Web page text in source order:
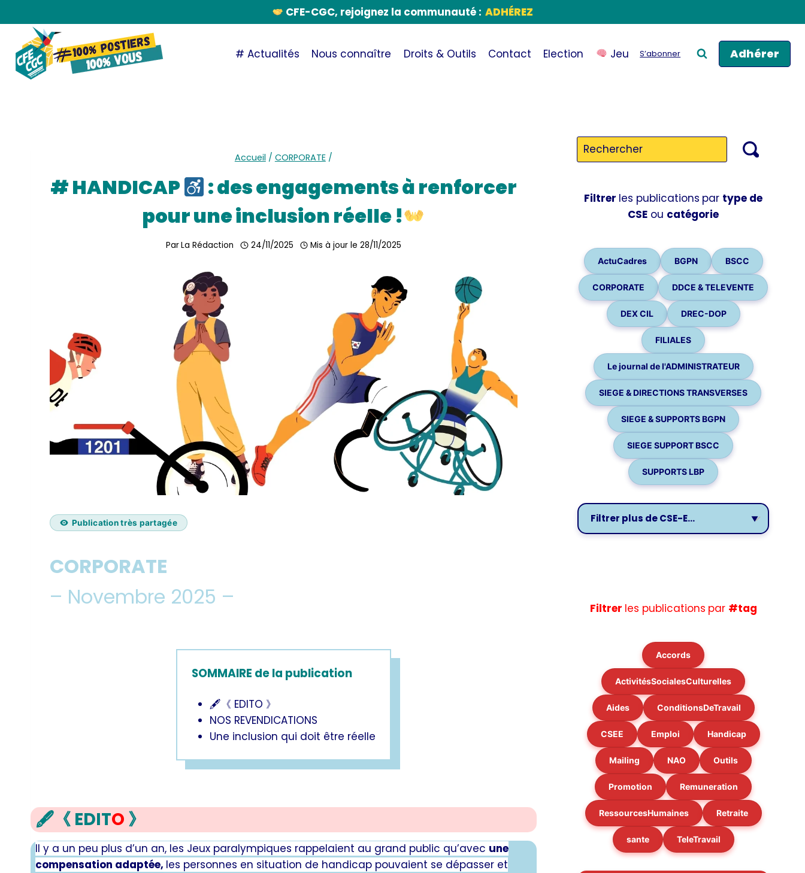
au
contenu
CFE-CGC, rejoignez la communauté : ADHÉREZ
# Actualités Nous connaître Droits & Outils Contact Election Jeu S’abonner Adhérer
Accueil / CORPORATE /
# HANDICAP
: des engagements à renforcer
pour une inclusion réelle !
ParLa Rédaction 24/11/2025 Mis à jour le 28/11/2025
Publication très partagée
CORPORATE
– Novembre 2025 –
SOMMAIRE de la publication
🖋《 EDITO 》
NOS REVENDICATIONS
Une inclusion qui doit être réelle
🖋 《 EDITO 》
Il y a un peu plus d’un an, les Jeux paralympiques rappelaient au grand public qu’avec une
compensation adaptée, les personnes en situation de handicap pouvaient se dépasser et
Filtrer les publications par type de
CSE ou catégorie
ActuCadres BGPN BSCC
CORPORATE DDCE & TELEVENTE
DEX CIL DREC-DOP
FILIALES
Le journal de l'ADMINISTRATEUR
SIEGE & DIRECTIONS TRANSVERSES
SIEGE & SUPPORTS BGPN
SIEGE SUPPORT BSCC
SUPPORTS LBP
Filtrer les publications par #tag
Accords
ActivitésSocialesCulturelles
Aides ConditionsDeTravail
CSEE Emploi Handicap
Mailing NAO Outils
Promotion Remuneration
RessourcesHumaines Retraite
sante TeleTravail